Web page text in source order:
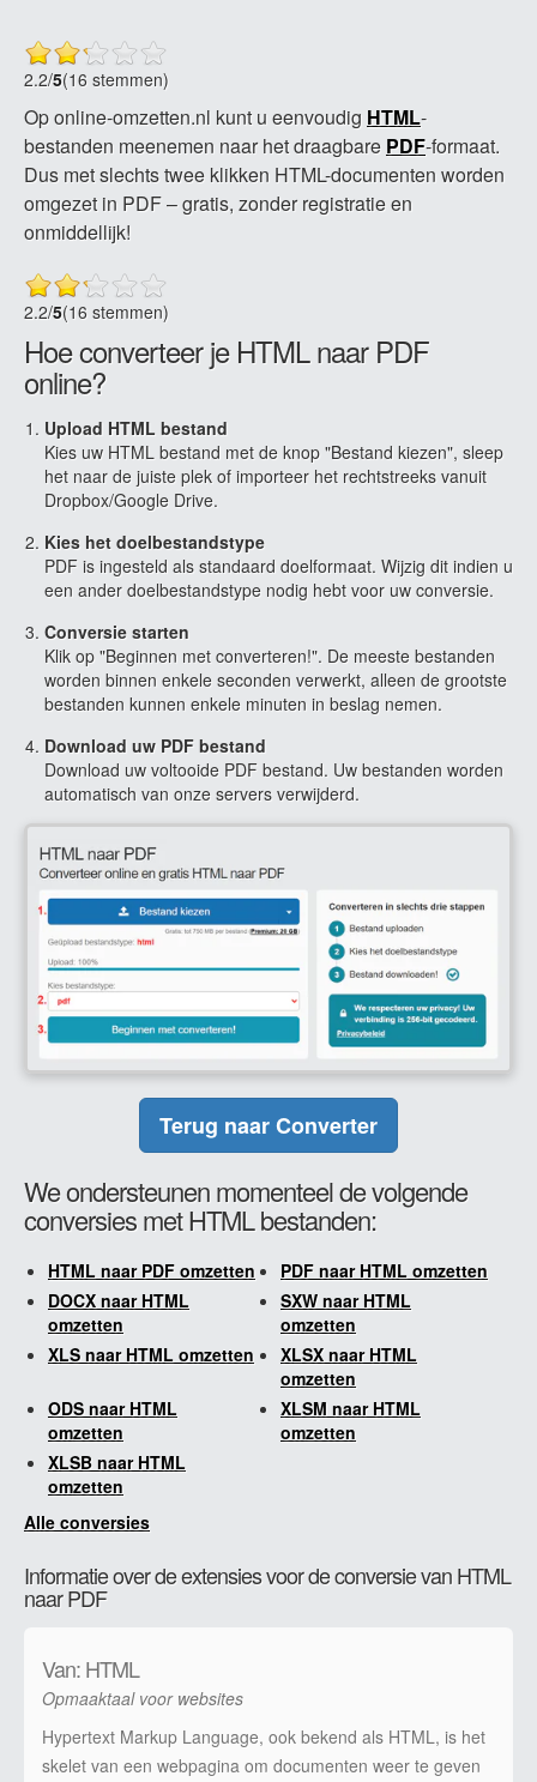
2.2/5(16 stemmen)
Op online-omzetten.nl kunt u eenvoudig HTML-
bestanden meenemen naar het draagbare PDF-formaat.
Dus met slechts twee klikken HTML-documenten worden
omgezet in PDF – gratis, zonder registratie en
onmiddellijk!
2.2/5(16 stemmen)
Hoe converteer je HTML naar PDF
online?
Upload HTML bestand
Kies uw HTML bestand met de knop "Bestand kiezen", sleep
het naar de juiste plek of importeer het rechtstreeks vanuit
Dropbox/Google Drive.
Kies het doelbestandstype
PDF is ingesteld als standaard doelformaat. Wijzig dit indien u
een ander doelbestandstype nodig hebt voor uw conversie.
Conversie starten
Klik op "Beginnen met converteren!". De meeste bestanden
worden binnen enkele seconden verwerkt, alleen de grootste
bestanden kunnen enkele minuten in beslag nemen.
Download uw PDF bestand
Download uw voltooide PDF bestand. Uw bestanden worden
automatisch van onze servers verwijderd.
Terug naar Converter
We ondersteunen momenteel de volgende
conversies met HTML bestanden:
HTML naar PDF omzetten
PDF naar HTML omzetten
DOCX naar HTML
omzetten
SXW naar HTML
omzetten
XLS naar HTML omzetten
XLSX naar HTML
omzetten
ODS naar HTML
omzetten
XLSM naar HTML
omzetten
XLSB naar HTML
omzetten
Alle conversies
Informatie over de extensies voor de conversie van HTML
naar PDF
Van: HTML
Opmaaktaal voor websites
Hypertext Markup Language, ook bekend als HTML, is het
skelet van een webpagina om documenten weer te geven